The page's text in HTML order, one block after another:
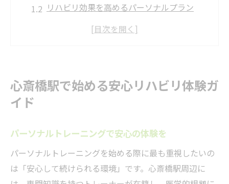
リハビリ効果を高めるパーソナルプラン
心斎橋駅近で叶うパーソナルトレーニング
パーソナルトレーニング活用で腰痛対策実践法
腰痛改善に適したパーソナルトレーニング
リハビリ要素を含む腰痛対策プログラム
専門トレーナーによる腰痛アプローチ解説
腰痛を和らげるパーソナルトレーニング例
心斎橋駅で始める安心リハビリ体験ガ
イド
パーソナルトレーニングで安心の体験を
パーソナルトレーニングを始める際に最も重視したいの
は「安心して続けられる環境」です。心斎橋駅周辺に